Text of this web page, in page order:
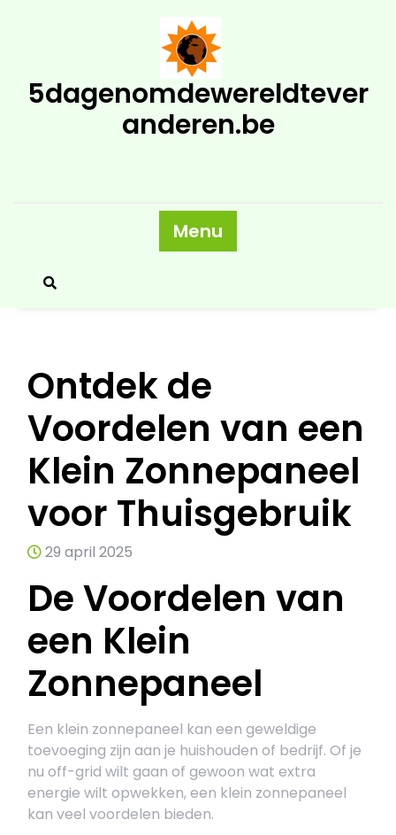
5dagenomdewereldtever
anderen.be
Menu
Ontdek de
Voordelen van een
Klein Zonnepaneel
voor Thuisgebruik
29 april 2025
De Voordelen van
een Klein
Zonnepaneel
Een klein zonnepaneel kan een geweldige
toevoeging zijn aan je huishouden of bedrijf. Of je
nu off-grid wilt gaan of gewoon wat extra
energie wilt opwekken, een klein zonnepaneel
kan veel voordelen bieden.